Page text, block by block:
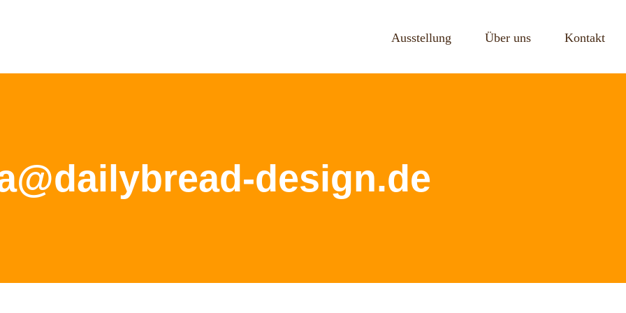
Ausstellung Über uns Kontakt
design.de